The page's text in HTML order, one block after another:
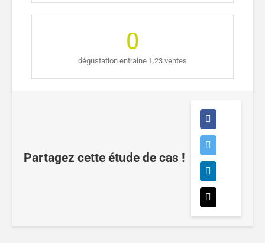
0
dégustation entraine 1.23 ventes
Partagez cette étude de cas !